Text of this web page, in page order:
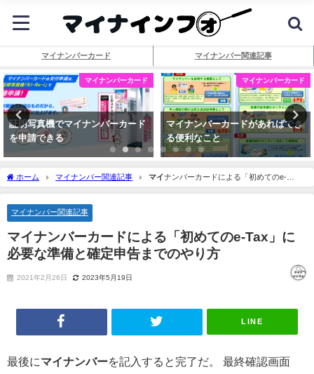
マイナンバーカード マイナンバー関連記事
マイナンバーカード
証明写真機でマイナンバーカード
を申請できる
マイナンバーカード
マイナンバーカードがあればでき
る便利なこと
ホーム マイナンバー関連記事 マイナンバーカードによる「初めてのe-
Tax」に必要な準備と確定申告までのやり方
マイナンバー関連記事
マイナンバーカードによる「初めてのe-Tax」に
必要な準備と確定申告までのやり方
2021年2月26日 2023年5月19日
LINE
最後にマイナンバーを記入すると完了だ。 最終確認画面